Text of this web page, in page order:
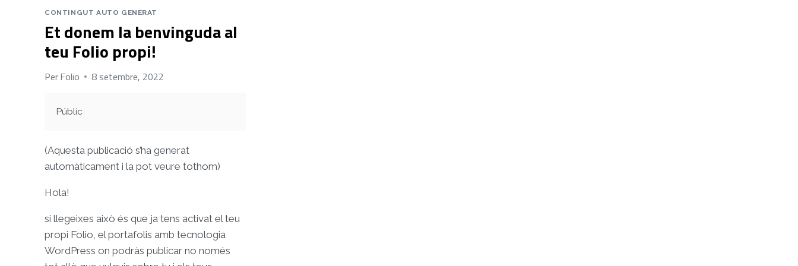
CONTINGUT AUTO GENERAT
Et donem la benvinguda al
teu Folio propi!
PerFolio 8 setembre, 2022
Públic
(Aquesta publicació s’ha generat
automàticament i la pot veure tothom)
Hola!
si llegeixes això és que ja tens activat el teu
propi Folio, el portafolis amb tecnologia
WordPress on podràs publicar no només